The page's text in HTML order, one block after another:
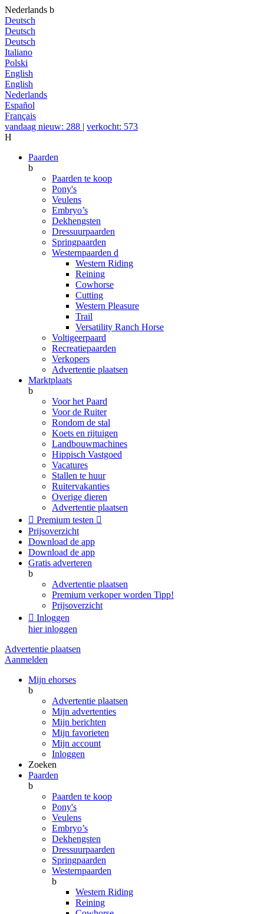
Nederlands b
Deutsch
Deutsch
Deutsch
Italiano
Polski
English
English
Nederlands
Español
Français
vandaag nieuw: 288 | verkocht: 573
H
Paarden
b
Paarden te koop
Pony's
Veulens
Embryo’s
Dekhengsten
Dressuurpaarden
Springpaarden
Westernpaarden d
Western Riding
Reining
Cowhorse
Cutting
Western Pleasure
Trail
Versatility Ranch Horse
Voltigeerpaard
Recreatiepaarden
Verkopers
Advertentie plaatsen
Marktplaats
b
Voor het Paard
Voor de Ruiter
Rondom de stal
Koets en rijtuigen
Landbouwmachines
Hippisch Vastgoed
Vacatures
Stallen te huur
Ruitervakanties
Overige dieren
Advertentie plaatsen
 Premium testen 
Prijsoverzicht
Download de app
Download de app
Gratis adverteren
b
Advertentie plaatsen
Premium verkoper worden Tipp!
Prijsoverzicht
 Inloggen
hier inloggen
Advertentie plaatsen
Aanmelden
Mijn ehorses
b
Advertentie plaatsen
Mijn advertenties
Mijn berichten
Mijn favorieten
Mijn account
Inloggen
Zoeken
Paarden
b
Paarden te koop
Pony's
Veulens
Embryo’s
Dekhengsten
Dressuurpaarden
Springpaarden
Westernpaarden
b
Western Riding
Reining